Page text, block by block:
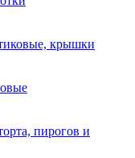
крышки
пирогов и